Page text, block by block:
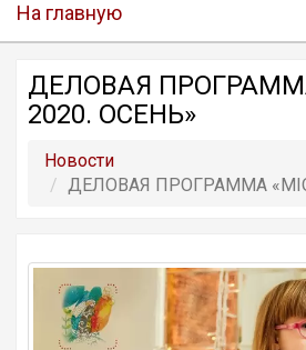
На главную
ДЕЛОВАЯ
2020. ОСЕНЬ»
Новости
ДЕЛОВАЯ ПРОГРАММА